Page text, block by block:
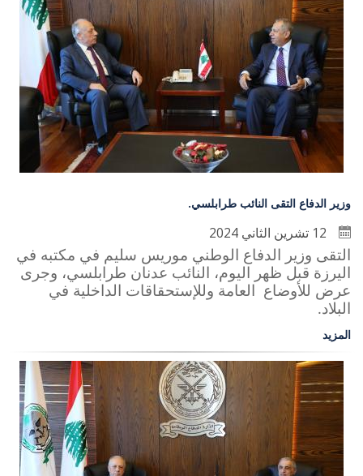
وزير الدفاع التقى النائب طرابلسي.
التقى وزير الدفاع الوطني موريس سليم في مكتبه في
اليرزة قبل ظهر اليوم، النائب عدنان طرابلسي، وجرى
عرض للأوضاع العامة وللإستحقاقات الداخلية في
البلاد.
المزيد